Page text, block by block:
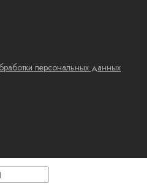
персональных данных